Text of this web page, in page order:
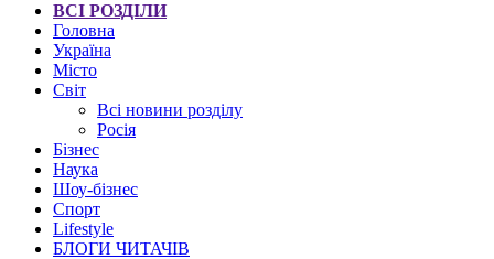
ВСІ РОЗДІЛИ
Головна
Україна
Місто
Світ
Всі новини розділу
Росія
Бізнес
Наука
Шоу-бізнес
Спорт
Lifestyle
БЛОГИ ЧИТАЧІВ